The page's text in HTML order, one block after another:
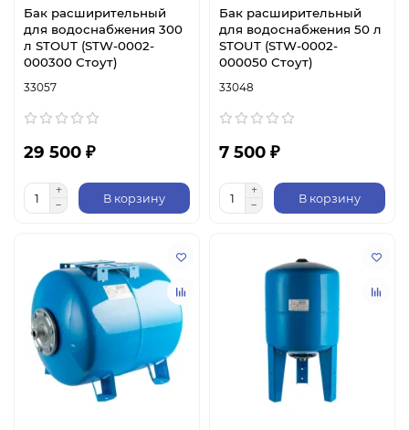
Бак расширительный
для водоснабжения 300
л STOUT (STW-0002-
000300 Стоут)
33057
29 500 ₽
В корзину
Бак расширительный
для водоснабжения 50 л
STOUT (STW-0002-
000050 Стоут)
33048
7 500 ₽
В корзину